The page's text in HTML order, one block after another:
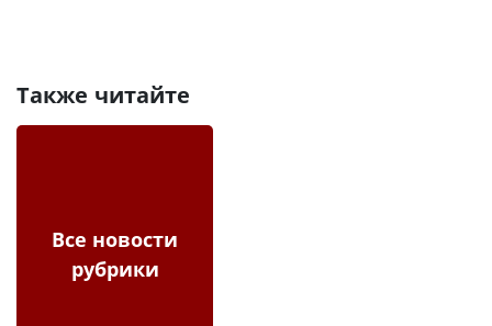
Также читайте
Все новости
рубрики